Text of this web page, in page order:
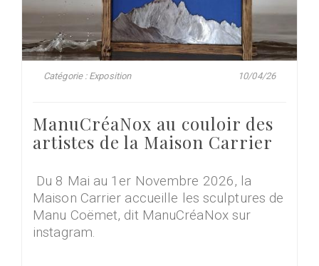
Catégorie : Exposition 10/04/26
ManuCréaNox au couloir des
artistes de la Maison Carrier
Du 8 Mai au 1er Novembre 2026, la
Maison Carrier accueille les sculptures de
Manu Coëmet, dit ManuCréaNox sur
instagram.